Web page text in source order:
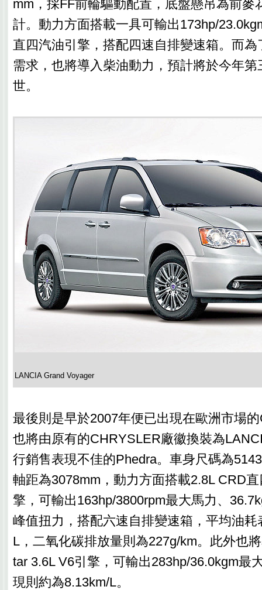
mm，採FF前輪驅動配置，底盤懸吊為前麥
計。動力方面搭載一具可輸出173hp/
直四汽油引擎，搭配四速自排變速箱。而
需求，也將導入柴油動力，預計將於今年
世。
LANCIA Grand Voyager
最後則是早於2007年便已出現在歐洲市場
也將由原有的CHRYSLER廠徽換裝為
行銷售表現不佳的Phedra。車身尺碼為
軸距為3078mm，動力方面搭載2.8L CRD
擎，可輸出163hp/3800rpm最大馬力、
峰值扭力，搭配六速自排變速箱，平均油耗
L，二氧化碳排放量則為227g/km。此外也
tar 3.6L V6引擎，可輸出283hp/36.0kgm最
現則約為8.13km/L。